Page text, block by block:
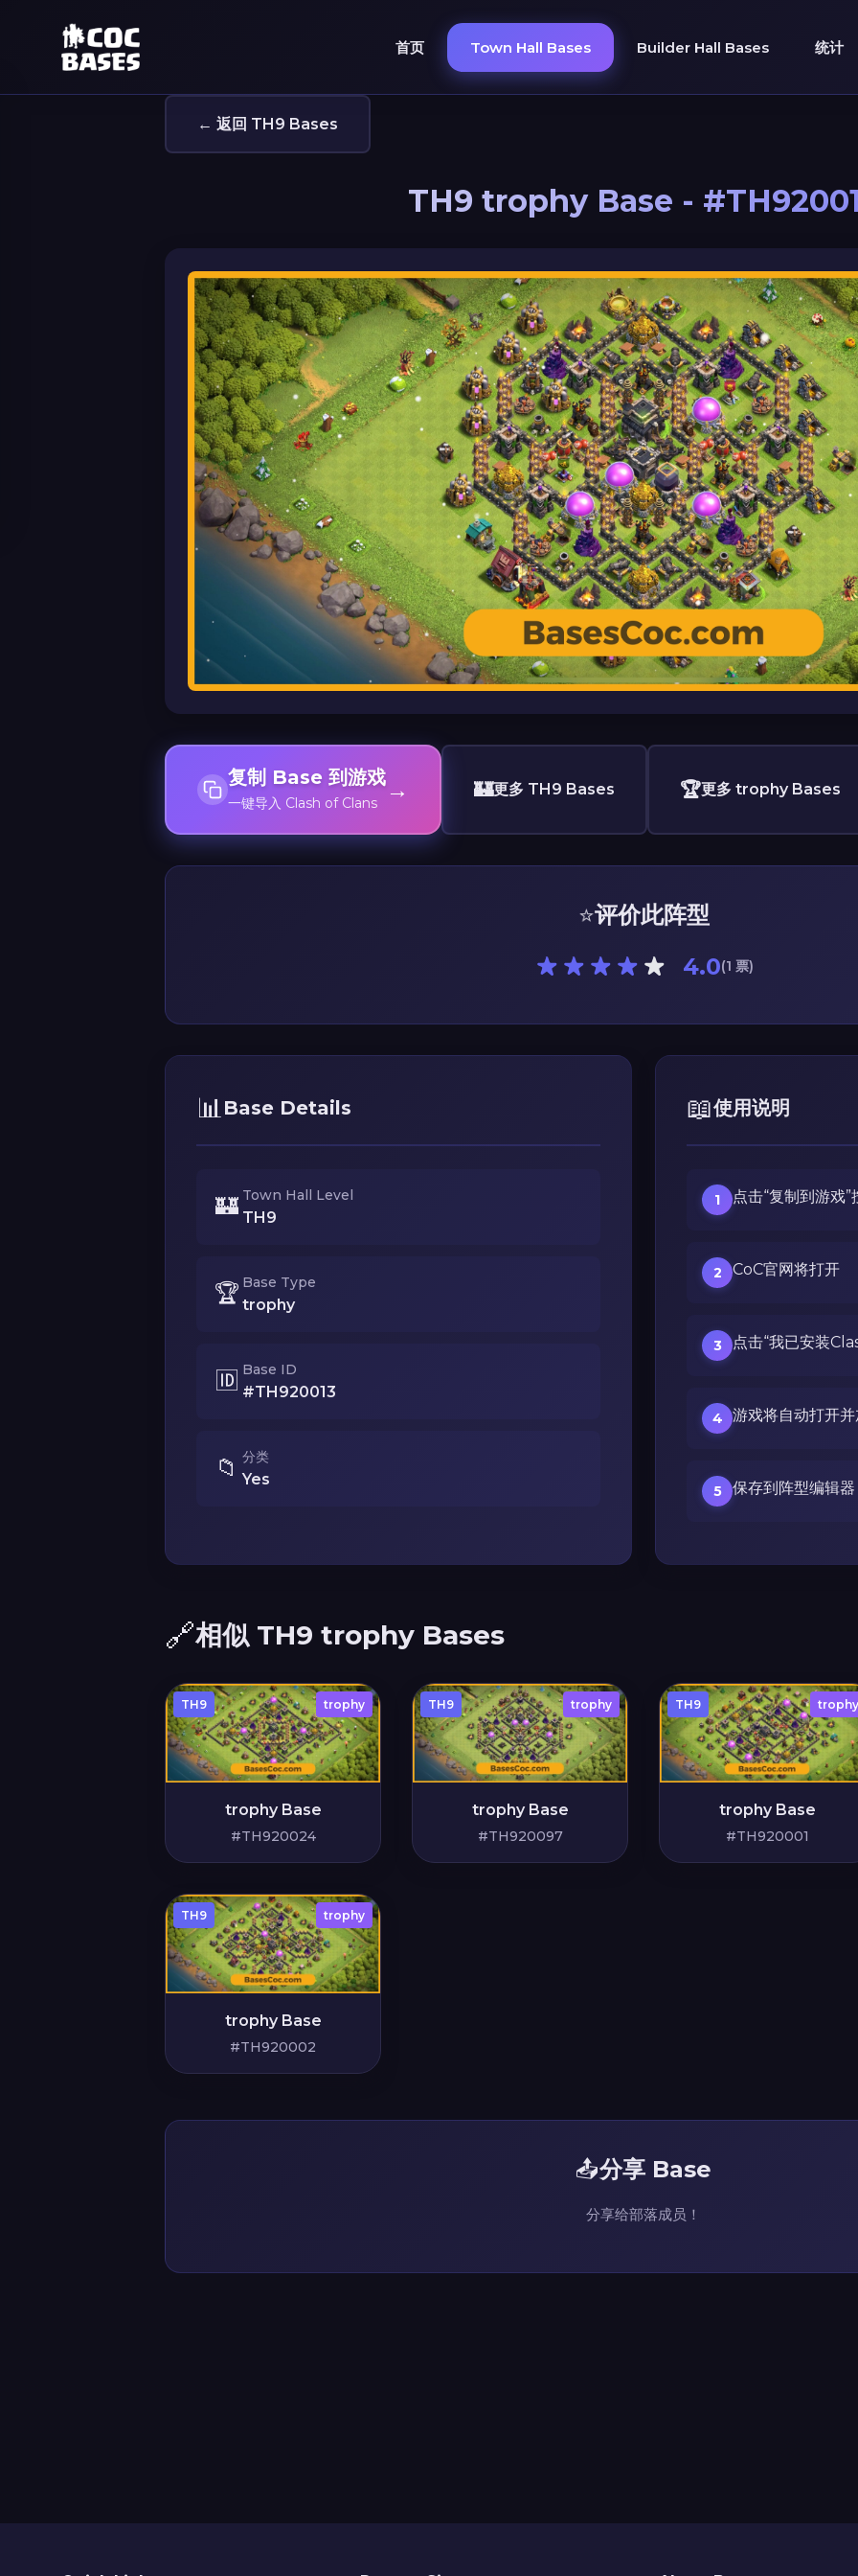
首页 Town Hall Bases Builder Hall Bases 统计
← 返回 TH9 Bases
TH9 trophy Base -
复制 Base 到游戏
一键导入 Clash of Clans → 🏰更多 TH9 Bases 🏆更多 trophy Bases
⭐评价此阵型
4.0(1 票)
📊Base Details
🏰 Town Hall Level
TH9
🏆 Base Type
trophy
🆔 Base ID
#TH920013
📁 分类
Yes
📖使用说明
1 点击“复制到游戏”
2 CoC官网将打开
3 点击“我已安装
4 游戏将自动打开
5 保存到阵型编辑器
🔗相似 TH9 trophy Bases
TH9 trophy
trophy Base
#TH920024
TH9 trophy
trophy Base
#TH920097
TH9 trophy
trophy Base
#TH920001
TH9 trophy
trophy Base
#TH920002
📤分享 Base
分享给部落成员！